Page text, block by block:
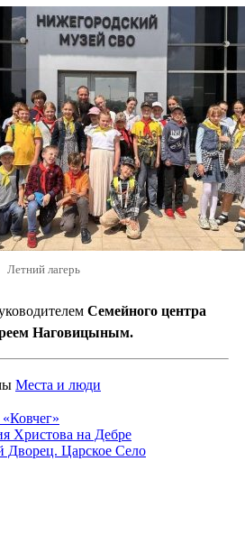
Летний лагерь
Семейного центра
Наговицыным.
Места и люди
Христова на Дебре
Дворец. Царское Село